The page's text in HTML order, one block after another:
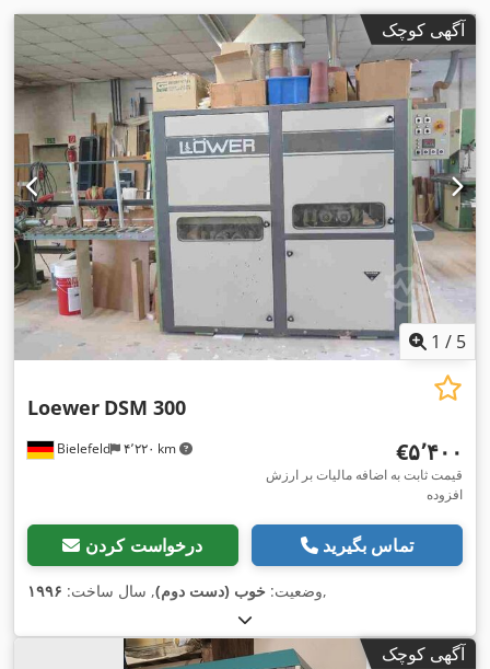
آگهی کوچک
1 / 5
Bielefeld ۴٬۲۲۰ km
Loewer DSM 300
‎€۵٬۴۰۰
قیمت ثابت به اضافه مالیات بر ارزش
افزوده
درخواست کردن تماس بگیرید
وضعیت: خوب (دست دوم), سال ساخت: ۱۹۹۶ ,
آگهی کوچک